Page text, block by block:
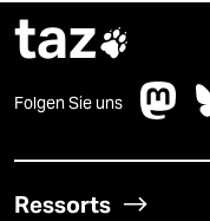
taz
Folgen Sie uns
Ressorts